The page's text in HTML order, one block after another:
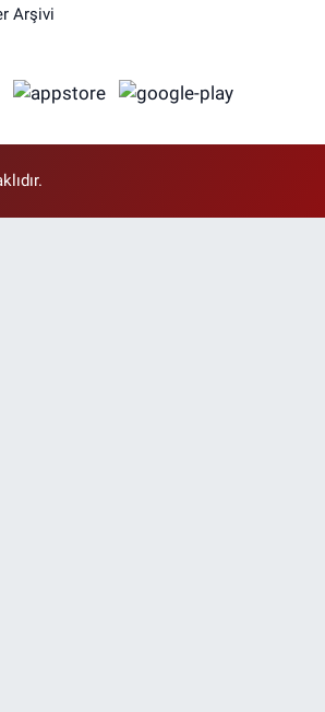
Arşivi